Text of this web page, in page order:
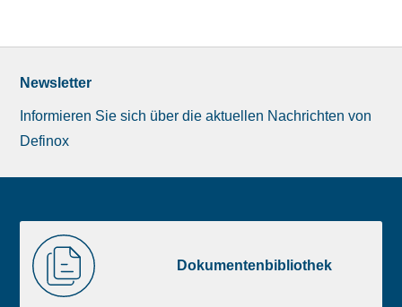
Newsletter
Informieren Sie sich über die aktuellen Nachrichten von
Definox
image
footer
Dokumentenbibliothek
Dokumentenbibliothek